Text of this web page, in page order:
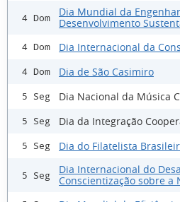
4 Dom
Dia Mundial da
Desenvolvimento
4 Dom Dia Internacional da
4 Dom Dia de São Casimiro
5 Seg Dia Nacional da Música
5 Seg Dia da Integração
5 Seg Dia do Filatelista
5 Seg
Dia Internacional do
Conscientização sobre a